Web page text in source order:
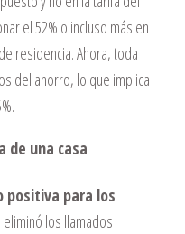
el 52% o incluso más en
residencia. Ahora, toda
del ahorro, lo que implica
de una casa
positiva para los
los llamados